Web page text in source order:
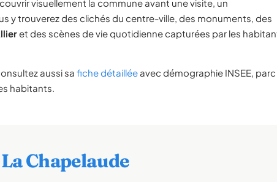
visuellement la commune avant une visite, un
y trouverez des clichés du centre-ville, des monuments, des
et des scènes de vie quotidienne capturées par les
aussi sa fiche détaillée avec démographie INSEE, parc
habitants.
Chapelaude